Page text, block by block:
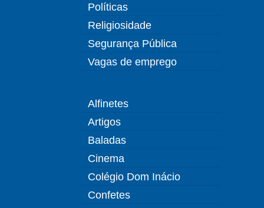
Políticas
Religiosidade
Segurança Pública
Vagas de emprego
Alfinetes
Artigos
Baladas
Cinema
Colégio Dom Inácio
Confetes